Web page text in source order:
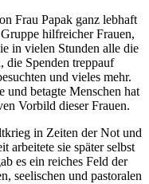
Frau Papak ganz lebhaft
hilfreicher Frauen,
in vielen Stunden alle die
die Spenden treppauf
und vieles mehr.
und betagte Menschen hat
Vorbild dieser Frauen.
in Zeiten der Not und
arbeitete sie später selbst
es ein reiches Feld der
seelischen und pastoralen